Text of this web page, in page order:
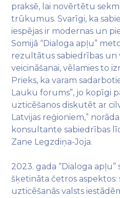
praksē, lai novērtētu
trūkumus. Svarīgi, ka
iespējas ir modernas un
Somijā “Dialoga apļu”
rezultātus sabiedrības un
veicināšanai, vēlamies to
Prieks, ka varam
Lauku forums”, jo kopīgi
uzticēšanos diskutēt ar
Latvijas reģioniem,”
konsultante sabiedrības
Zane Legzdiņa-Joja.
2023. gada “Dialoga
šķetināta četros aspektos:
uzticēšanās valsts